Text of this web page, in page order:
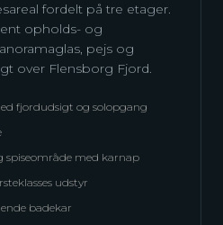
fordelt på tre etager.
opholds- og
pejs og
over Flensborg Fjord.
fjordudsigt og solopgang
spiseområde med karnap
udstyr
badekar